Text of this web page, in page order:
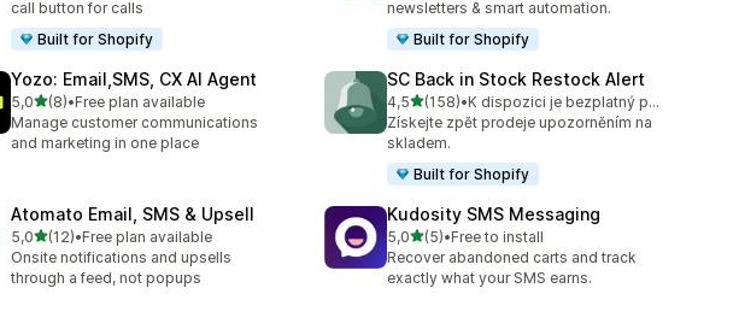
call button for calls
Built for Shopify
newsletters & smart automation.
Built for Shopify
Yozo: Email,SMS, CX AI Agent
5,0z 5 hvězd
(8)
Celkový počet recenzí: 8
•Free plan available
Manage customer communications
and marketing in one place
SC Back in Stock Restock Alert
4,5z 5 hvězd
(158)
Celkový počet recenzí: 158
•
K dispozici je bezplatný plán
Získejte zpět prodeje upozorněním na
skladem.
Built for Shopify
Atomato Email, SMS & Upsell
5,0z 5 hvězd
(12)
Celkový počet recenzí: 12
•Free plan available
Onsite notifications and upsells
through a feed, not popups
Kudosity SMS Messaging
5,0z 5 hvězd
(5)
Celkový počet recenzí: 5
•Free to install
Recover abandoned carts and track
exactly what your SMS earns.